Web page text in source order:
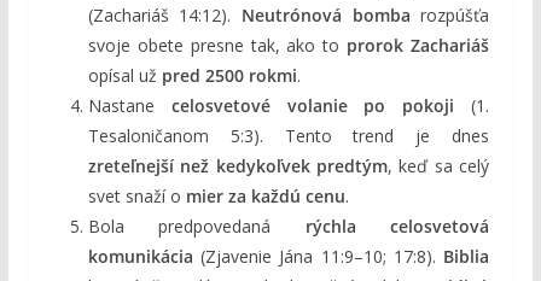
(Zachariáš 14:12). Neutrónová bomba rozpúšťa
svoje obete presne tak, ako to prorok Zachariáš
opísal už pred 2500 rokmi.
Nastane celosvetové volanie po pokoji (1.
Tesaloničanom 5:3). Tento trend je dnes
zreteľnejší než kedykoľvek predtým, keď sa celý
svet snaží o mier za každú cenu.
Bola predpovedaná rýchla celosvetová
komunikácia (Zjavenie Jána 11:9–10; 17:8). Biblia